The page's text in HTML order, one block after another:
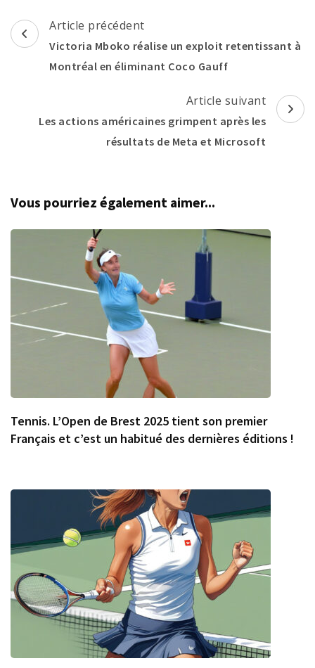
Navigation
d'article
Article précédent
Victoria Mboko réalise un exploit retentissant à
Montréal en éliminant Coco Gauff
Article suivant
Les actions américaines grimpent après les
résultats de Meta et Microsoft
Vous pourriez également aimer...
Tennis. L’Open de Brest 2025 tient son premier
Français et c’est un habitué des dernières éditions !